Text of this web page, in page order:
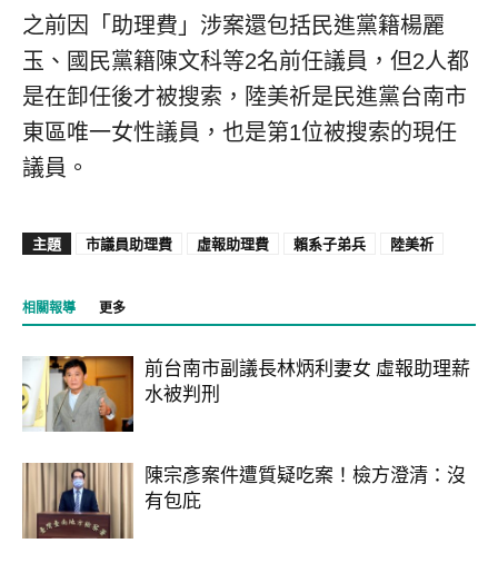
之前因「助理費」涉案還包括民進黨籍楊麗
玉、國民黨籍陳文科等2名前任議員，但2人都
是在卸任後才被搜索，陸美祈是民進黨台南市
東區唯一女性議員，也是第1位被搜索的現任
議員。
主題 市議員助理費 虛報助理費 賴系子弟兵 陸美祈
相關報導 更多
前台南市副議長林炳利妻女 虛報助理薪
水被判刑
陳宗彥案件遭質疑吃案！檢方澄清：沒
有包庇